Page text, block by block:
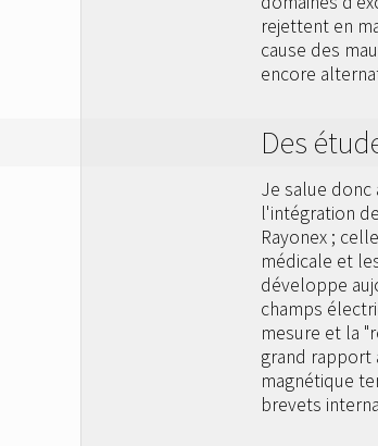
rejettent en
cause des
encore
Des
Je salue
l'intégration
Rayonex ;
médicale et
développe
champs
mesure et la
grand rapport
magnétique
brevets